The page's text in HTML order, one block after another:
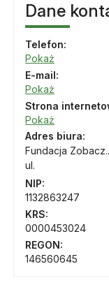
Dane
Telefon:
Pokaż
E-mail:
Pokaż
Strona
Pokaż
Adres biura:
Fundacja
ul.
NIP:
1132863247
KRS:
0000453024
REGON:
146560645